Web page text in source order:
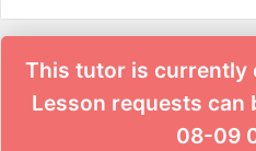
This tutor is currently
Lesson requests can
08-09